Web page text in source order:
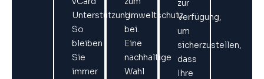
Unterstützung.
So
bleiben
Sie
immer
Umweltschutz
bei.
Eine
nachhaltige
Wahl
zur
Verfügung,
um
sicherzustellen,
dass
Ihre